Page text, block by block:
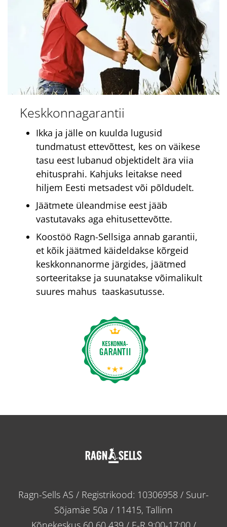
Keskkonnagarantii
Ikka ja jälle on kuulda lugusid
tundmatust ettevõttest, kes on väikese
tasu eest lubanud objektidelt ära viia
ehitusprahi. Kahjuks leitakse need
hiljem Eesti metsadest või põldudelt.
Jäätmete üleandmise eest jääb
vastutavaks aga ehitusettevõtte.
Koostöö Ragn-Sellsiga annab garantii,
et kõik jäätmed käideldakse kõrgeid
keskkonnanorme järgides, jäätmed
sorteeritakse ja suunatakse võimalikult
suures mahus taaskasutusse.
Ragn-Sells AS / Registrikood: 10306958 / Suur-
Sõjamäe 50a / 11415, Tallinn